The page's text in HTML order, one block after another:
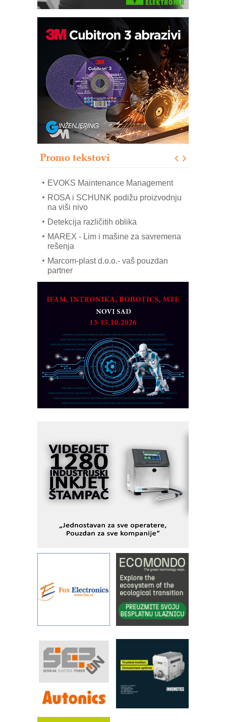
Promo tekstovi
Trajna oznaka kao dugoročna korist
Bezbednost na prvom mestu!
IB BLUMENAUER - više od 40 godina
poverenja u industriji
RMQ-TITAN ADVANCED INDICATOR
– Pametna signalizacija za efikasnije
upravljanje mašinama
Sigurnije ispitivanje transformatora u
solarnim elektranama i vetroparkovima
EVOKS Maintenance Management
ROSA i SCHUNK podižu proizvodnju
na viši nivo
Detekcija različitih oblika
MAREX - Lim i mašine za savremena
rešenja
Marcom-plast d.o.o.- vaš pouzdan
partner
obradu!
Razvoj asortimanskog pravca MINI-
PLC AKYTEC
AUKOM: Svetski standard metrologije
dostupan u Srbiji
MOTOMAN – NEXT-Robotika vođena
veštačkom inteligencijom
I.SAFE MOBILE revolucioniše
industrijsku automatizaciju
pionirskimmobile operator PANEL-OM
KIP KOP – napredna rešenja za
savremene industrijske i logističke
objekte
Alba d.o.o. – 35 godina preciznosti u
metrologiji i pametnim dozirnim
rešenjima
STAUFF – Komponente koje
sistema
YAMADA pumpe – japanska
pouzdanost u transferu fluida
Filtration Group Industrial – Napredna
rešenja za filtraciju u hidrauličkim i
procesnim sistemima
Art Utopia Studio – vizuelne priče
RILINEX kompanije Rittal
FANUC: Najbolje za vašu pametnu
automatizaciju
Efikasno upravljanje energijom
Automatizacija pakovanja · Display